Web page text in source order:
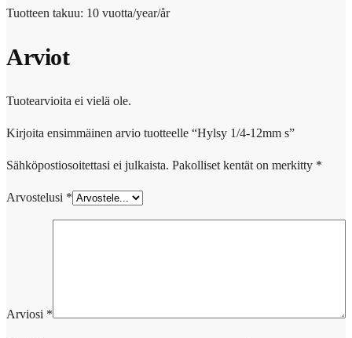
Tuotteen takuu: 10 vuotta/year/år
Arviot
Tuotearvioita ei vielä ole.
Kirjoita ensimmäinen arvio tuotteelle “Hylsy 1/4-12mm s”
Sähköpostiosoitettasi ei julkaista. Pakolliset kentät on merkitty *
Arvostelusi *
Arviosi *